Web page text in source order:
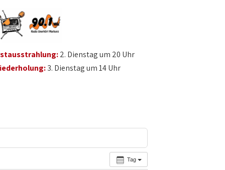
2. Dienstag um 20 Uhr
3. Dienstag um 14 Uhr
Tag